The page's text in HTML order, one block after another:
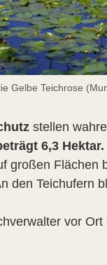
Gelbe Teichrose
stellen
6,3 Hektar.
großen
den Teichufern
vor